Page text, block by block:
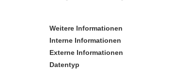
Weitere Informationen
Interne Informationen
Externe Informationen
Datentyp